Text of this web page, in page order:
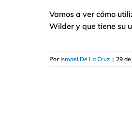
Vamos a ver cómo
Wilder y que tiene su
Por Ismael De La Cruz | 29